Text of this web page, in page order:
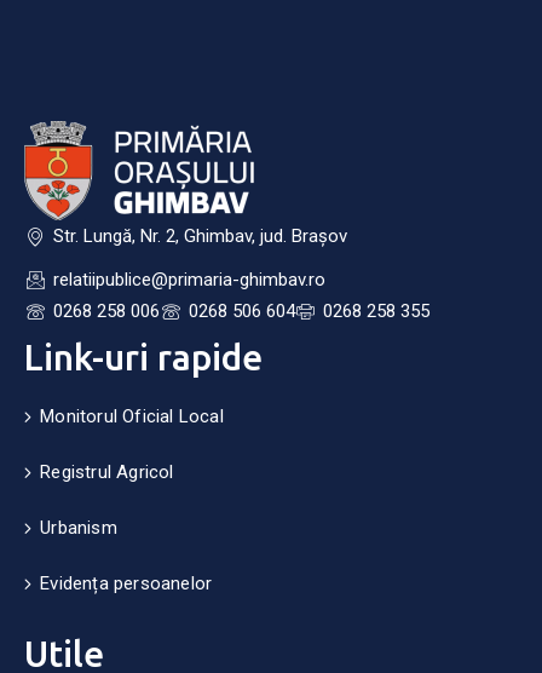
Str. Lungă, Nr. 2, Ghimbav, jud. Brașov
relatiipublice@primaria-ghimbav.ro
0268 258 006
0268 506 604 0268 258 355
Link-uri rapide
Monitorul Oficial Local
Registrul Agricol
Urbanism
Evidența persoanelor
Utile